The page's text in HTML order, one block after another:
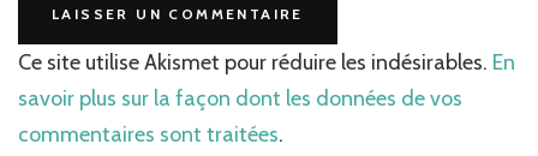
Ce site utilise Akismet pour réduire les indésirables. En
savoir plus sur la façon dont les données de vos
commentaires sont traitées.